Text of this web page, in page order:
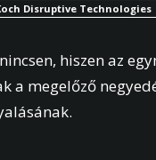
Disruptive Technologies
hiszen az
a megelőző